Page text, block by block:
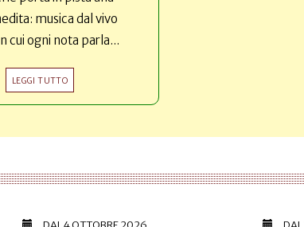
musica dal vivo
cui ogni nota parla...
LEGGI TUTTO